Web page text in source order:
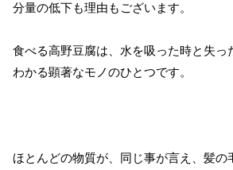
分量の低下も理由もございます。
食べる高野豆腐は、水を吸った時と失っ
わかる顕著なモノのひとつです。
ほとんどの物質が、同じ事が言え、髪の